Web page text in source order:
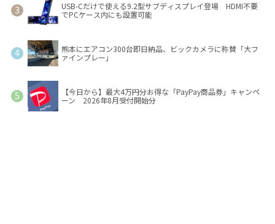
USB-Cだけで使える9.2型サブディスプレイ登場 HDMI不要
でPCケース内にも設置可能
熊本にエアコン300台即日納品、ビックカメラに称賛「大フ
ァインプレー」
【今日から】最大4万円分お得な「PayPay商品券」キャンペ
ーン 2026年8月受付開始分